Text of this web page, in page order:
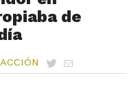
de